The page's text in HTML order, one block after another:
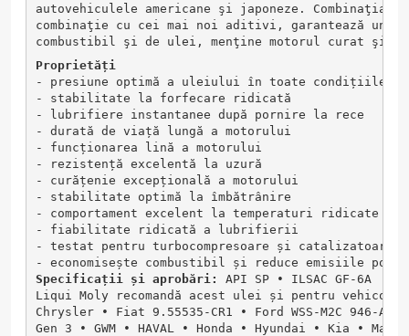
autovehiculele americane şi japoneze. Combinaţia
combinaţie cu cei mai noi aditivi, garantează un
combustibil şi de ulei, menţine motorul curat şi
Proprietăți
- presiune optimă a uleiului în toate condițiile de
- stabilitate la forfecare ridicată
- lubrifiere instantanee după pornire la rece
- durată de viață lungă a motorului
- funcționarea lină a motorului
- rezistență excelentă la uzură
- curățenie excepțională a motorului
- stabilitate optimă la îmbătrânire
- comportament excelent la temperaturi ridicate și
- fiabilitate ridicată a lubrifierii
- testat pentru turbocompresoare și catalizatoare
- economisește combustibil și reduce emisiile
Specificații și aprobări:
API SP ∙ ILSAC GF-6A
Liqui Moly recomandă acest ulei și pentru
Chrysler • Fiat 9.55535-CR1 • Ford WSS-M2C 946-A •
Gen 3 • GWM • HAVAL • Honda • Hyundai • Kia •